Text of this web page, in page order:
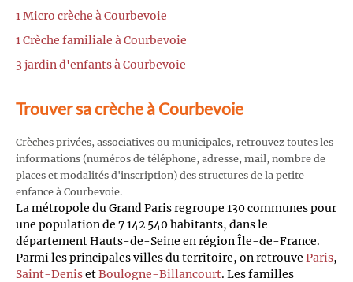
1 Micro crèche à Courbevoie
1 Crèche familiale à Courbevoie
3 jardin d'enfants à Courbevoie
Trouver sa crèche à Courbevoie
Crèches privées, associatives ou municipales, retrouvez toutes les
informations (numéros de téléphone, adresse, mail, nombre de
places et modalités d'inscription) des structures de la petite
enfance à Courbevoie.
La métropole du Grand Paris regroupe 130 communes pour
une population de 7 142 540 habitants, dans le
département Hauts-de-Seine en région Île-de-France.
Parmi les principales villes du territoire, on retrouve Paris,
Saint-DenisetBoulogne-Billancourt. Les familles